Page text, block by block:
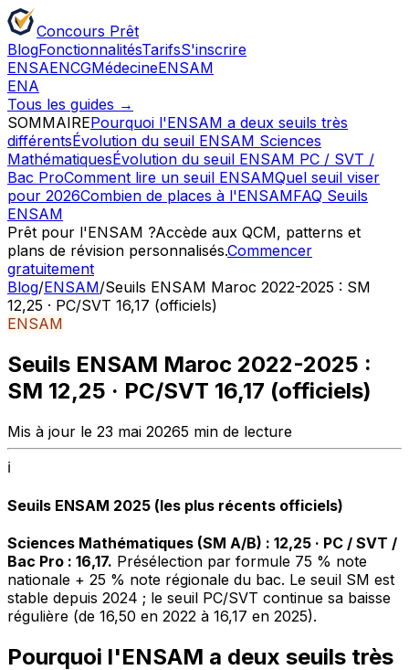
Concours Prêt
BlogFonctionnalitésTarifsS'inscrire
ENSAENCGMédecineENSAM
ENA
Tous les guides →
SOMMAIREPourquoi l'ENSAM a deux seuils très
différentsÉvolution du seuil ENSAM Sciences
MathématiquesÉvolution du seuil ENSAM PC / SVT /
Bac ProComment lire un seuil ENSAMQuel seuil viser
pour 2026Combien de places à l'ENSAMFAQ Seuils
ENSAM
Prêt pour l'ENSAM ?Accède aux QCM, patterns et
plans de révision personnalisés.Commencer
gratuitement
Blog/ENSAM/Seuils ENSAM Maroc 2022-2025 : SM
12,25 · PC/SVT 16,17 (officiels)
ENSAM
Seuils ENSAM Maroc 2022-2025 :
SM 12,25 · PC/SVT 16,17 (officiels)
Mis à jour le 23 mai 20265 min de lecture
ℹ️
Seuils ENSAM 2025 (les plus récents officiels)
Sciences Mathématiques (SM A/B) : 12,25 · PC / SVT /
Bac Pro : 16,17. Présélection par formule 75 % note
nationale + 25 % note régionale du bac. Le seuil SM est
stable depuis 2024 ; le seuil PC/SVT continue sa baisse
régulière (de 16,50 en 2022 à 16,17 en 2025).
Pourquoi l'ENSAM a deux seuils très